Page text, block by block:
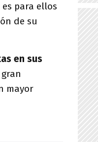
para ellos
de su
en sus
mayor